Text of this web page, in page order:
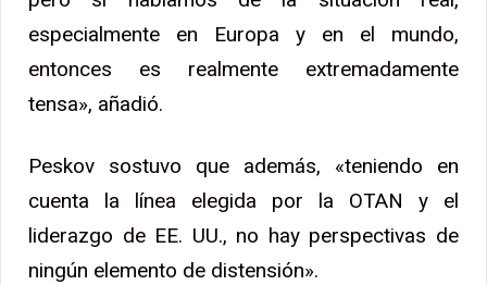
especialmente en Europa y en el mundo,
entonces es realmente extremadamente
tensa», añadió.
Peskov sostuvo que además, «teniendo en
cuenta la línea elegida por la OTAN y el
liderazgo de EE. UU., no hay perspectivas de
ningún elemento de distensión».